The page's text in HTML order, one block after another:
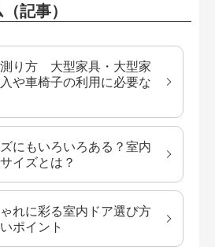
記事）
測り方 大型家具・大型家
や車椅子の利用に必要な
にもいろいろある？室内
イズとは？
れに彩る室内ドア選び方
ポイント